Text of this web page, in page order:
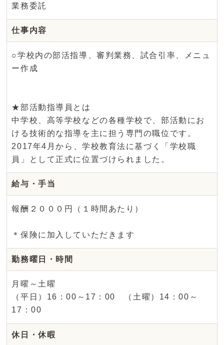
業務委託
仕事内容
○学校内の部活指導、審判業務、試合引率、メニュ
ー作成
★部活動指導員とは
中学校、高等学校などの各種学校で、部活動にお
ける技術的な指導を主に担う専門の職位です。
2017年4月から、学校教育法に基づく「学校職
員」として正式に位置づけられました。
給与・手当
報酬２０００円（１時間あたり）
＊保険に加入していただきます
勤務曜日・時間
月曜～土曜
（平日）16：00～17：00 （土曜）14：00～
17：00
休日・休暇